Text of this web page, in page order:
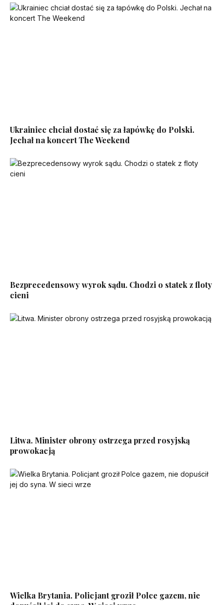
Ukrainiec chciał dostać się za łapówkę do Polski.
Jechał na koncert The Weekend
Bezprecedensowy wyrok sądu. Chodzi o statek z floty
cieni
Litwa. Minister obrony ostrzega przed rosyjską
prowokacją
Wielka Brytania. Policjant groził Polce gazem, nie